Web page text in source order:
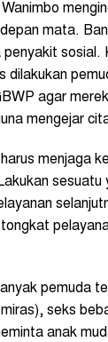
mata.
penyakit sosial.
dilakukan
agar
mengejar
menjaga
pemuda
seks
anak